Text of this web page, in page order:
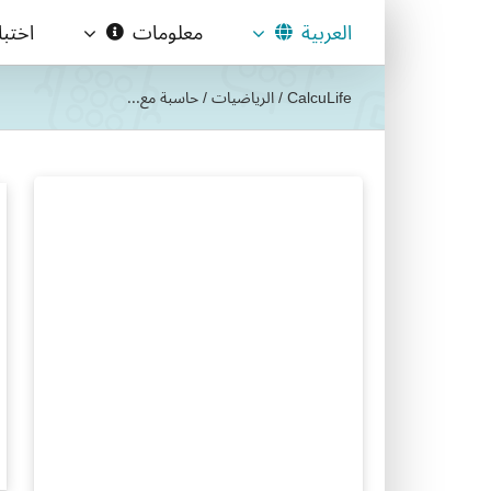
العربية معلومات
CalcuLife
/الرياضيات/حاسبة مع...